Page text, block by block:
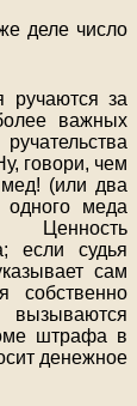
деле число
ручаются за
важных
говори, чем
(или два
меда
Ценность
если судья
сам
собственно
штрафа в
денежное